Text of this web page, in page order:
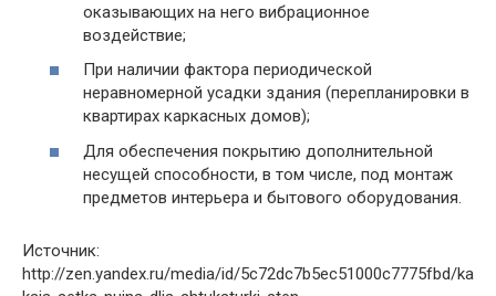
оказывающих на него вибрационное
воздействие;
При наличии фактора периодической
неравномерной усадки здания (перепланировки в
квартирах каркасных домов);
Для обеспечения покрытию дополнительной
несущей способности, в том числе, под монтаж
предметов интерьера и бытового оборудования.
Источник:
http://zen.yandex.ru/media/id/5c72dc7b5ec51000c7775fbd/ka